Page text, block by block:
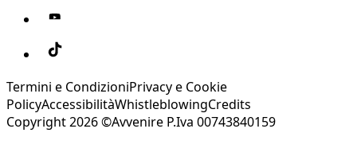
Termini e CondizioniPrivacy e Cookie
PolicyAccessibilitàWhistleblowingCredits
Copyright 2026 ©Avvenire P.Iva 00743840159